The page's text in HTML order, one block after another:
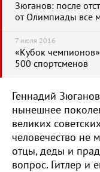
Зюганов: после
от Олимпиады все
7 июля 2016
«Кубок
500 спортсменов
Геннадий
нынешнее
великих
человечество не
отцы, деды и
вопрос. Гитлер и